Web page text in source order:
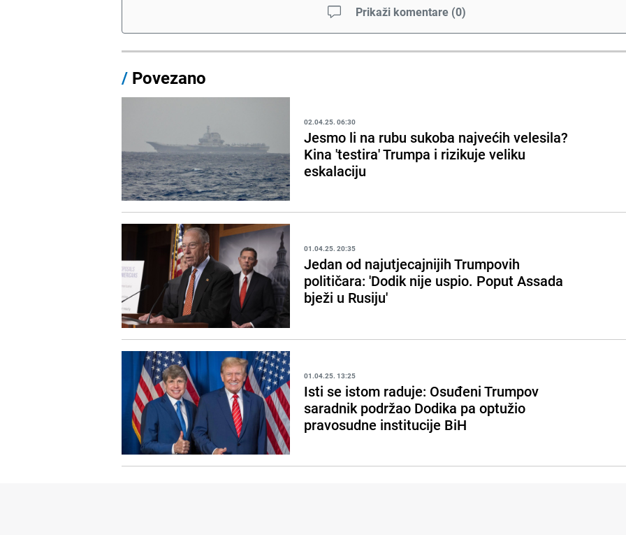
Prikaži komentare (0)
/ Povezano
02.04.25. 06:30
Jesmo li na rubu sukoba najvećih velesila?
Kina 'testira' Trumpa i rizikuje veliku
eskalaciju
01.04.25. 20:35
Jedan od najutjecajnijih Trumpovih
političara: 'Dodik nije uspio. Poput Assada
bježi u Rusiju'
01.04.25. 13:25
Isti se istom raduje: Osuđeni Trumpov
saradnik podržao Dodika pa optužio
pravosudne institucije BiH